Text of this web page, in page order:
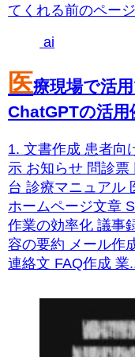
てくれる前のペー
ai
医療現場で活
ChatGPTの活用
1. 文書作成 患者向
示 お知らせ 問診票
台 診療マニュアル
ホームページ文章
作業の効率化 議事
容の要約 メール作
連絡文 FAQ作成 業